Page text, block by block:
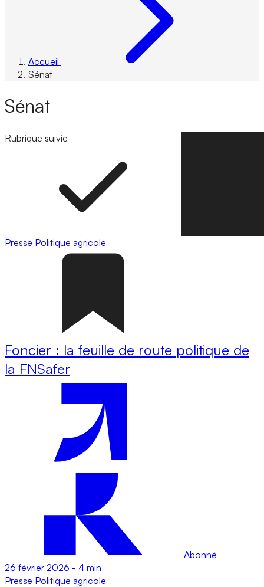
Accueil
Sénat
Sénat
Rubrique suivie
Presse Politique agricole
Foncier : la feuille de route politique de
la FNSafer
Abonné
26 février 2026 - 4 min
Presse Politique agricole